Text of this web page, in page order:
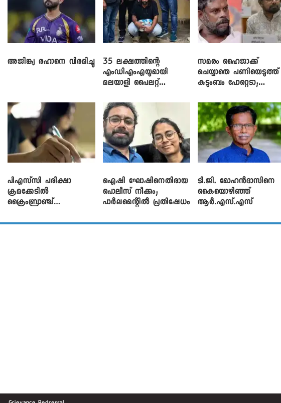
അജിങ്ക്യ രഹാനെ വിരമിച്ചു
35 ലക്ഷത്തിന്റെ
എംഡിഎംഎയുമായി
മലയാളി പൈലറ്റ്
സമരം ഹൈജാക്ക്
ചെയ്യാതെ പണിയെടുത്ത്
കുടുംബം പോറ്റെടാ;
വിനായകൻ
പിഎസ്‌സി പരീക്ഷാ
ക്രമക്കേ‌ടിൽ
ക്രൈംബ്രാഞ്ച്
ഐഷി ഘോഷിനെതിരായ
പൊലീസ് നീക്കം;
പാര്‍ലമെന്റിൽ പ്രതിഷേധം
ടി.ജി. മോഹൻദാസിനെ
കൈയൊഴിഞ്ഞ്
ആർ.എസ്.എസ്